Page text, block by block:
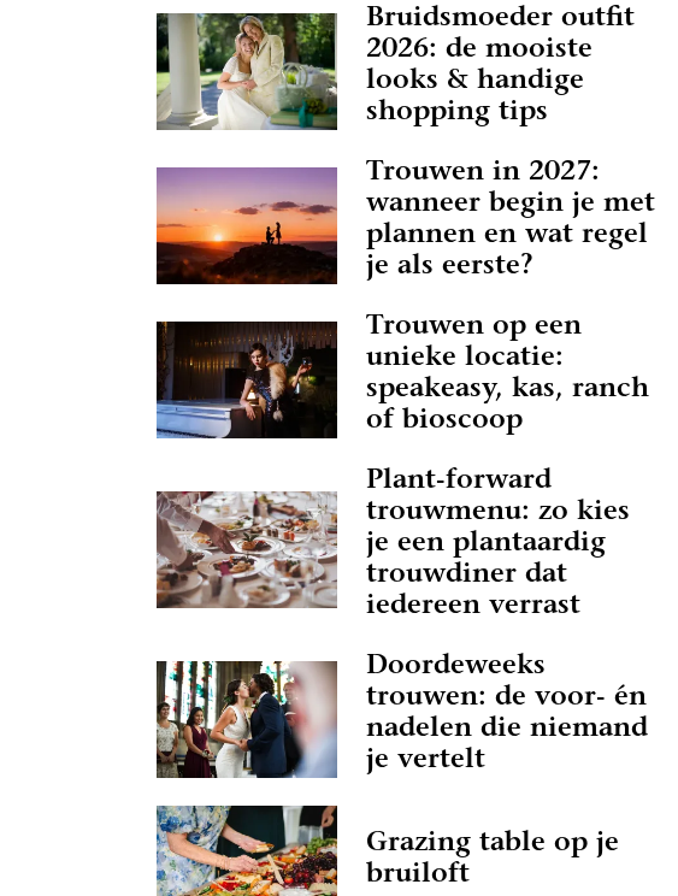
Bruidsmoeder outfit
2026: de mooiste
looks & handige
shopping tips
Trouwen in 2027:
wanneer begin je met
plannen en wat regel
je als eerste?
Trouwen op een
unieke locatie:
speakeasy, kas, ranch
of bioscoop
Plant-forward
trouwmenu: zo kies
je een plantaardig
trouwdiner dat
iedereen verrast
Doordeweeks
trouwen: de voor- én
nadelen die niemand
je vertelt
Grazing table op je
bruiloft